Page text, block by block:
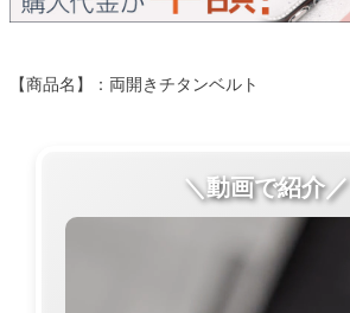
【商品名】：両開きチタンベルト
＼動画で紹介／